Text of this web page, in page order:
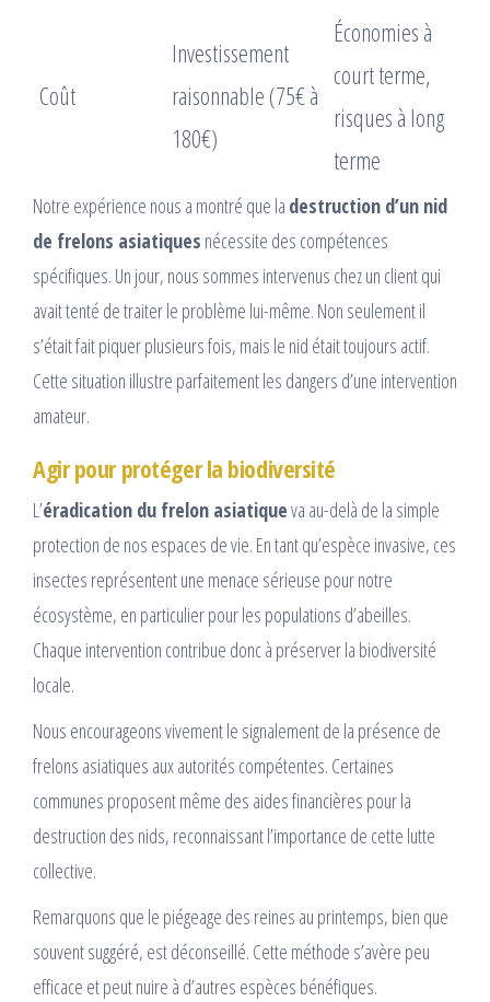
Coût
Investissement
raisonnable (75€ à
180€)
Économies à
court terme,
risques à long
terme
Notre expérience nous a montré que la destruction d’un nid
de frelons asiatiques nécessite des compétences
spécifiques. Un jour, nous sommes intervenus chez un client qui
avait tenté de traiter le problème lui-même. Non seulement il
s’était fait piquer plusieurs fois, mais le nid était toujours actif.
Cette situation illustre parfaitement les dangers d’une intervention
amateur.
Agir pour protéger la biodiversité
L’éradication du frelon asiatiqueva au-delà de la simple
protection de nos espaces de vie. En tant qu’espèce invasive, ces
insectes représentent une menace sérieuse pour notre
écosystème, en particulier pour les populations d’abeilles.
Chaque intervention contribue donc à préserver la biodiversité
locale.
Nous encourageons vivement le signalement de la présence de
frelons asiatiques aux autorités compétentes. Certaines
communes proposent même des aides financières pour la
destruction des nids, reconnaissant l’importance de cette lutte
collective.
Remarquons que le piégeage des reines au printemps, bien que
souvent suggéré, est déconseillé. Cette méthode s’avère peu
efficace et peut nuire à d’autres espèces bénéfiques.